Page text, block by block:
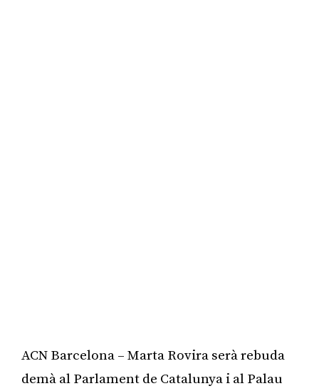
ACN Barcelona – Marta Rovira serà rebuda
demà al Parlament de Catalunya i al Palau